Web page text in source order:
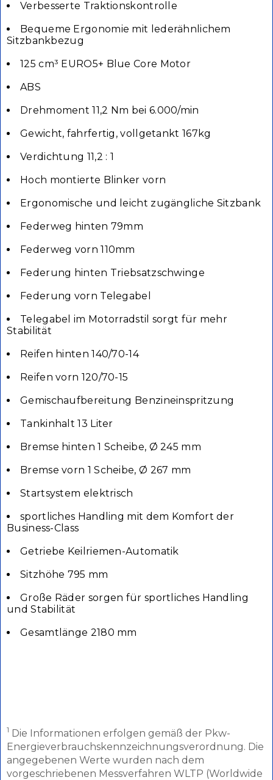
Verbesserte Traktionskontrolle
Bequeme Ergonomie mit lederähnlichem
Sitzbankbezug
125 cm³ EURO5+ Blue Core Motor
ABS
Drehmoment 11,2 Nm bei 6.000/min
Gewicht, fahrfertig, vollgetankt 167kg
Verdichtung 11,2 : 1
Hoch montierte Blinker vorn
Ergonomische und leicht zugängliche Sitzbank
Federweg hinten 79mm
Federweg vorn 110mm
Federung hinten Triebsatzschwinge
Federung vorn Telegabel
Telegabel im Motorradstil sorgt für mehr
Stabilität
Reifen hinten 140/70-14
Reifen vorn 120/70-15
Gemischaufbereitung Benzineinspritzung
Tankinhalt 13 Liter
Bremse hinten 1 Scheibe, Ø 245 mm
Bremse vorn 1 Scheibe, Ø 267 mm
Startsystem elektrisch
sportliches Handling mit dem Komfort der
Business-Class
Getriebe Keilriemen-Automatik
Sitzhöhe 795 mm
Große Räder sorgen für sportliches Handling
und Stabilität
Gesamtlänge 2180 mm
1 Die Informationen erfolgen gemäß der Pkw-
Energieverbrauchskennzeichnungsverordnung. Die
angegebenen Werte wurden nach dem
vorgeschriebenen Messverfahren WLTP (Worldwide